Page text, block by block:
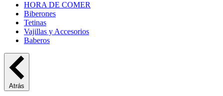
HORA DE COMER
Biberones
Tetinas
Vajillas y Accesorios
Baberos
Atrás